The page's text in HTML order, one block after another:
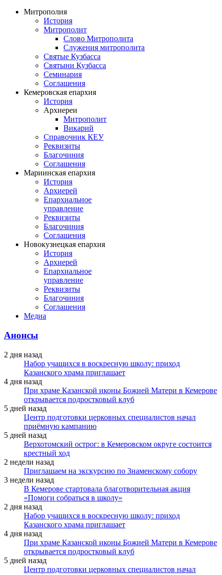
Митрополия
История
Митрополит
Слово Митрополита
Служения митрополита
Святые Кузбасса
Святыни Кузбасса
Семинария
Соглашения
Кемеровская епархия
История
Архиереи
Митрополит
Викарий
Справочник КЕУ
Реквизиты
Благочиния
Соглашения
Мариинская епархия
История
Архиерей
Епархиальное
управление
Реквизиты
Благочиния
Соглашения
Новокузнецкая епархия
История
Архиерей
Епархиальное
управление
Реквизиты
Благочиния
Соглашения
Медиа
Анонсы
2 дня назад
Набор учащихся в воскресную школу: приход
Казанского храма приглашает
4 дня назад
При храме Казанской иконы Божией Матери в Кемерове
открывается подростковый клуб
5 дней назад
Центр подготовки церковных специалистов начал
приёмную кампанию
5 дней назад
Верхотомский острог: в Кемеровском округе состоится
крестный ход
2 недели назад
Приглашаем на экскурсию по Знаменскому собору
3 недели назад
В Кемерове стартовала благотворительная акция
«Помоги собраться в школу»
2 дня назад
Набор учащихся в воскресную школу: приход
Казанского храма приглашает
4 дня назад
При храме Казанской иконы Божией Матери в Кемерове
открывается подростковый клуб
5 дней назад
Центр подготовки церковных специалистов начал